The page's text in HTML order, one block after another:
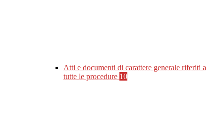
Atti e documenti di carattere generale riferiti a
tutte le procedure 10